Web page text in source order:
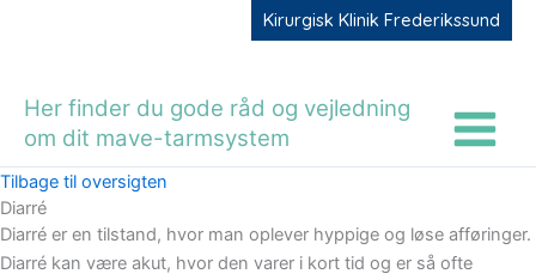
Kirurgisk Klinik Frederikssund
Her finder du gode råd og vejledning
om dit mave-tarmsystem
Tilbage til oversigten
Diarré
Diarré er en tilstand, hvor man oplever hyppige og løse afføringer.
Diarré kan være akut, hvor den varer i kort tid og er så ofte